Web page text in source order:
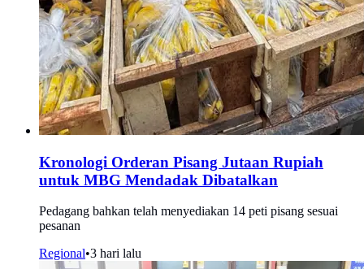
Kronologi Orderan Pisang Jutaan Rupiah
untuk MBG Mendadak Dibatalkan
Pedagang bahkan telah menyediakan 14 peti pisang sesuai
pesanan
Regional•3 hari lalu